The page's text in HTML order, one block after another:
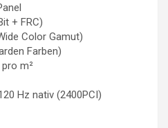
+ FRC)
Color Gamut)
Farben)
m²
Hz nativ (2400PCI)